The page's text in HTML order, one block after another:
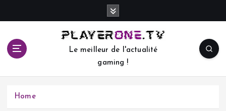
c
Le meilleur de l'actualité
gaming !
Home